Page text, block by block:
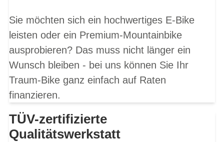
Sie möchten sich ein hochwertiges E-Bike
leisten oder ein Premium-Mountainbike
ausprobieren? Das muss nicht länger ein
Wunsch bleiben - bei uns können Sie Ihr
Traum-Bike ganz einfach auf Raten
finanzieren.
TÜV-zertifizierte
Qualitätswerkstatt